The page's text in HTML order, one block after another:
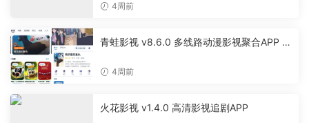
4周前
青蛙影视 v8.6.0 多线路动漫影视聚合APP 免
4周前
火花影视 v1.4.0 高清影视追剧APP